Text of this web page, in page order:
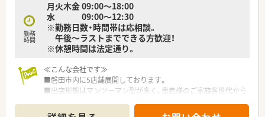
勤務
時間
月火木金 09:00～18:00
水 09:00～12:30
※勤務日数・時間帯は応相談。
午後～ラストまでできる方歓迎！
※休憩時間は法定通り。
≪こんな会社です≫
■磐田市内に5店舗展開しております。
■出店形態はマンツーマン型が多く、患者様のご家族各世代から
■かかりつけ薬局として従業員は積極的に認定薬剤師を取得し